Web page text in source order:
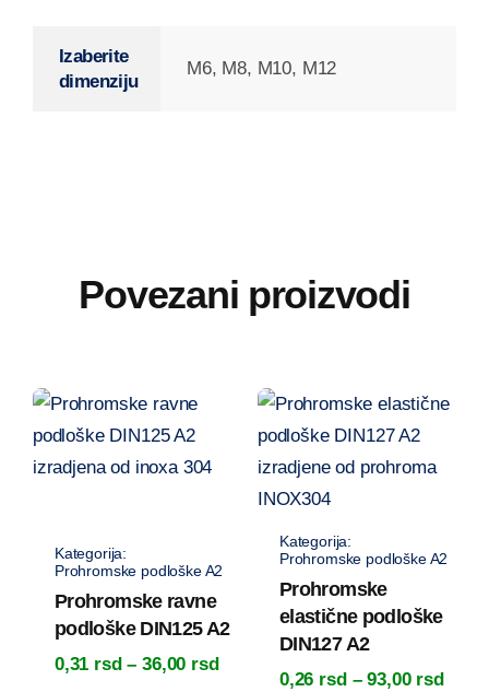
Izaberite
dimenziju
M6, M8, M10, M12
Povezani proizvodi
Prohromske podloške A2
Prohromske ravne
podloške DIN125 A2
0,31 rsd – 36,00 rsdRaspon
Prohromske podloške A2
Prohromske
elastične podloške
DIN127 A2
0,26 rsd – 93,00 rsd